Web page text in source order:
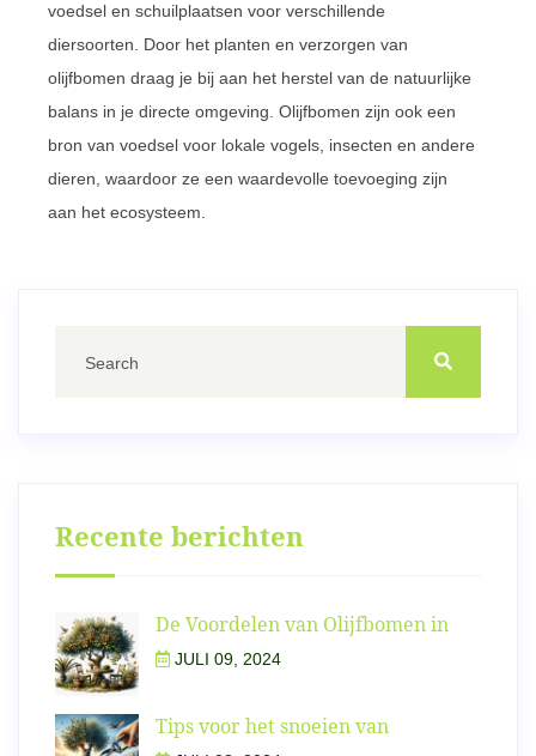
voedsel en schuilplaatsen voor verschillende
diersoorten. Door het planten en verzorgen van
olijfbomen draag je bij aan het herstel van de natuurlijke
balans in je directe omgeving. Olijfbomen zijn ook een
bron van voedsel voor lokale vogels, insecten en andere
dieren, waardoor ze een waardevolle toevoeging zijn
aan het ecosysteem.
Recente berichten
De Voordelen van Olijfbomen in
JULI 09, 2024
Tips voor het snoeien van